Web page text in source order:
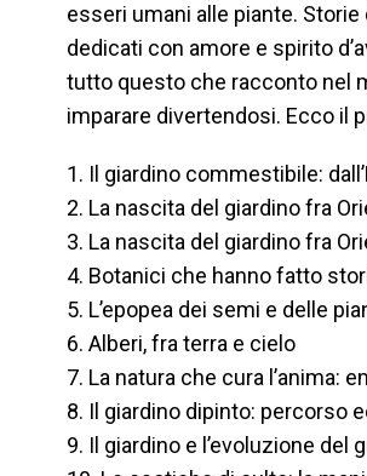
esseri umani alle piante.
dedicati con amore e spirito
tutto questo che racconto nel
imparare divertendosi. Ecco il
1. Il giardino commestibile:
2. La nascita del giardino fra
3. La nascita del giardino fra
4. Botanici che hanno fatto
5. L’epopea dei semi e delle
6. Alberi, fra terra e cielo
7. La natura che cura l’anima:
8. Il giardino dipinto: percorso
9. Il giardino e l’evoluzione del